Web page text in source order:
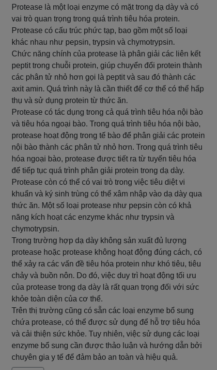
Protease là một loại enzyme có mặt trong dạ dày và có
vai trò quan trọng trong quá trình tiêu hóa protein.
Protease có cấu trúc phức tạp, bao gồm một số loại
khác nhau như pepsin, trypsin và chymotrypsin.
Chức năng chính của protease là phân giải các liên kết
peptit trong chuỗi protein, giúp chuyển đổi protein thành
các phân tử nhỏ hơn gọi là peptit và sau đó thành các
axit amin. Quá trình này là cần thiết để cơ thể có thể hấp
thụ và sử dụng protein từ thức ăn.
Protease có tác dụng trong cả quá trình tiêu hóa nội bào
và tiêu hóa ngoại bào. Trong quá trình tiêu hóa nội bào,
protease hoạt động trong tế bào để phân giải các protein
nội bào thành các phân tử nhỏ hơn. Trong quá trình tiêu
hóa ngoại bào, protease được tiết ra từ tuyến tiêu hóa
để tiếp tục quá trình phân giải protein trong dạ dày.
Protease còn có thể có vai trò trong việc tiêu diệt vi
khuẩn và ký sinh trùng có thể xâm nhập vào dạ dày qua
thức ăn. Một số loại protease như pepsin còn có khả
năng kích hoạt các enzyme khác như trypsin và
chymotrypsin.
Trong trường hợp dạ dày không sản xuất đủ lượng
protease hoặc protease không hoạt động đúng cách, có
thể xảy ra các vấn đề tiêu hóa protein như khó tiêu, tiêu
chảy và buồn nôn. Do đó, việc duy trì hoạt động tối ưu
của protease trong dạ dày là rất quan trọng đối với sức
khỏe toàn diện của cơ thể.
Trên thị trường cũng có sẵn các loại enzyme bổ sung
chứa protease, có thể được sử dụng để hỗ trợ tiêu hóa
và cải thiện sức khỏe. Tuy nhiên, việc sử dụng các loại
enzyme bổ sung cần được thảo luận và hướng dẫn bởi
chuyên gia y tế để đảm bảo an toàn và hiệu quả.